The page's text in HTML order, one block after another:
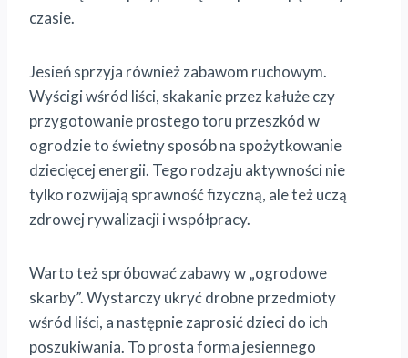
czasie.
Jesień sprzyja również zabawom ruchowym.
Wyścigi wśród liści, skakanie przez kałuże czy
przygotowanie prostego toru przeszkód w
ogrodzie to świetny sposób na spożytkowanie
dziecięcej energii. Tego rodzaju aktywności nie
tylko rozwijają sprawność fizyczną, ale też uczą
zdrowej rywalizacji i współpracy.
Warto też spróbować zabawy w „ogrodowe
skarby”. Wystarczy ukryć drobne przedmioty
wśród liści, a następnie zaprosić dzieci do ich
poszukiwania. To prosta forma jesiennego